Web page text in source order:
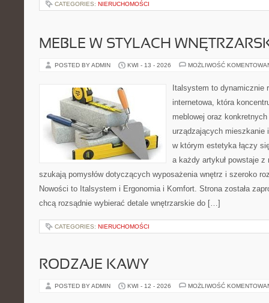
CATEGORIES: NIERUCHOMOŚCI
MEBLE W STYLACH
POSTED BY ADMIN KWI - 13 - 2026 MOŻLIWOŚĆ
Italsystem to dynamicznie
internetowa, która
meblowej oraz
urządzających mieszkanie
w którym estetyka łączy
a każdy artykuł powstaje
szukają pomysłów dotyczących wyposażenia wnętrz i szeroko
Nowości to Italsystem i Ergonomia i Komfort. Strona została
chcą rozsądnie wybierać detale wnętrzarskie do […]
CATEGORIES: NIERUCHOMOŚCI
RODZAJE KAWY
POSTED BY ADMIN KWI - 12 - 2026 MOŻLIWOŚĆ